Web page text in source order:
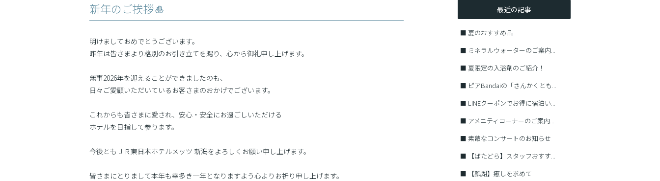
新年のご挨拶🎍
明けましておめでとうございます。
昨年は皆さまより格別のお引き立てを賜り、心から御礼申し上げます。
無事2026年を迎えることができましたのも、
日々ご愛顧いただいているお客さまのおかげでございます。
これからも皆さまに愛され、安心・安全にお過ごしいただける
ホテルを目指して参ります。
今後ともＪＲ東日本ホテルメッツ 新潟をよろしくお願い申し上げます。
皆さまにとりまして本年も幸多き一年となりますよう心よりお祈り申し上げます。
最近の記事
■ 夏のおすすめ品
■ ミネラルウォーターのご案内...
■ 夏限定の入浴剤のご紹介！
■ ピアBandaiの「さんかくとも...
■ LINEクーポンでお得に宿泊い...
■ アメニティコーナーのご案内...
■ 素敵なコンサートのお知らせ
■
【ばたどら】スタッフおすす...
■
【瓢湖】癒しを求めて